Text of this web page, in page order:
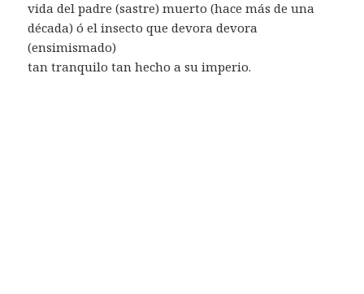
vida del padre (sastre) muerto (hace más de una
década) ó el insecto que devora devora
(ensimismado)
tan tranquilo tan hecho a su imperio.